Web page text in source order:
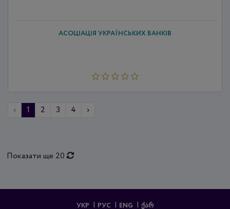
АСОЦІАЦІЯ УКРАЇНСЬКИХ БАНКІВ
‹ 1 2 3 4 ›
Показати ще 20
УКР РУС ENG ᲥᲐᲠ